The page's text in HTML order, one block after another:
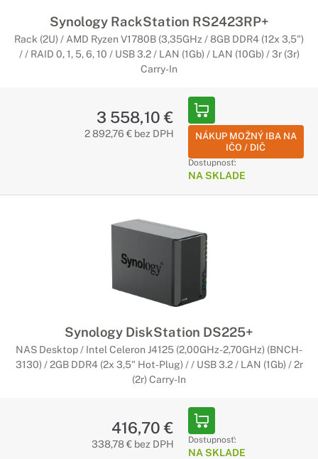
Synology RackStation RS2423RP+
Rack (2U) / AMD Ryzen V1780B (3,35GHz / 8GB DDR4 (12x 3,5")
/ / RAID 0, 1, 5, 6, 10 / USB 3.2 / LAN (1Gb) / LAN (10Gb) / 3r (3r)
Carry-In
3 558,10 €
2 892,76 € bez DPH
NÁKUP MOŽNÝ IBA NA
IČO / DIČ
Dostupnosť:
NA SKLADE
Synology DiskStation DS225+
NAS Desktop / Intel Celeron J4125 (2,00GHz-2,70GHz) (BNCH-
3130) / 2GB DDR4 (2x 3,5" Hot-Plug) / / USB 3.2 / LAN (1Gb) / 2r
(2r) Carry-In
416,70 €
338,78 € bez DPH Dostupnosť:
NA SKLADE